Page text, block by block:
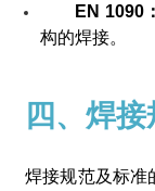
EN 1090
构的焊接。
四、焊
焊接规范及标准